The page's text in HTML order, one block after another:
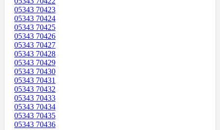
05343 70423
05343 70424
05343 70425
05343 70426
05343 70427
05343 70428
05343 70429
05343 70430
05343 70431
05343 70432
05343 70433
05343 70434
05343 70435
05343 70436